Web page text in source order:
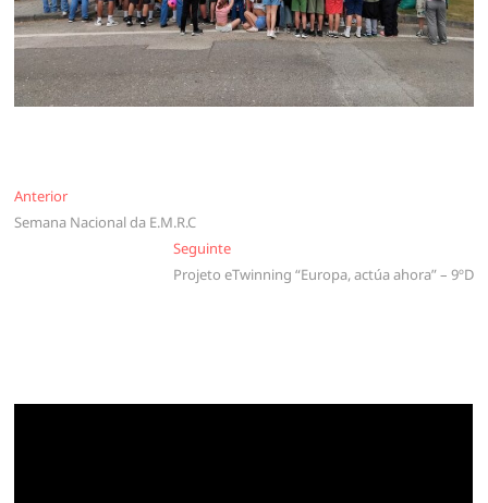
Navegação
de
AnteriorAnterior
Semana Nacional da E.M.R.C
SeguinteSeguinte
Projeto eTwinning “Europa, actúa ahora” – 9ºD